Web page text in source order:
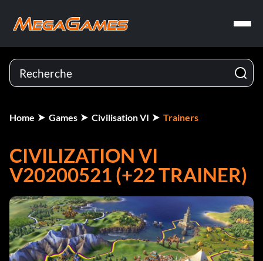
Home Games Civilisation VI Trainers
CIVILIZATION VI
V20200521 (+22 TRAINER)